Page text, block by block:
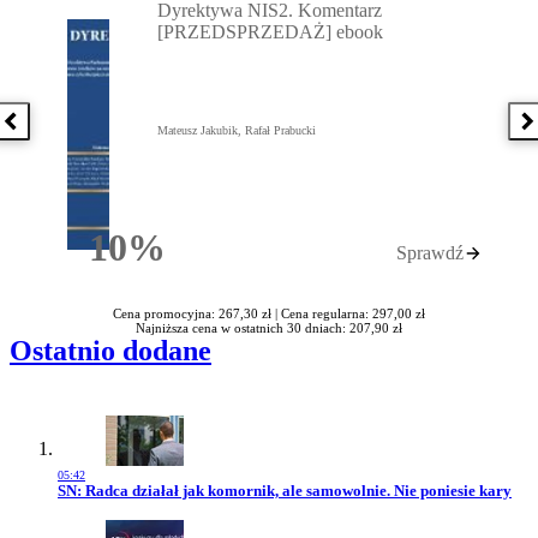
Poprzednia książka
10%Rabatu
Dyrektywa NIS2. Komentarz
[PRZEDSPRZEDAŻ] ebook
Mateusz Jakubik, Rafał Prabucki
Sprawdź
Cena promocyjna: 267,30 zł | Cena regularna: 297,00 zł
Najniższa cena w ostatnich 30 dniach: 207,90 zł
Ostatnio dodane
05:42
Przejdź do artykułu:
SN: Radca działał jak komornik, ale samowolnie. Nie poniesie kary